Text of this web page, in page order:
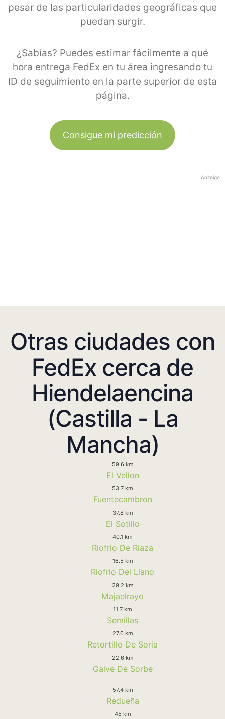
pesar de las particularidades geográficas que
puedan surgir.
¿Sabías? Puedes estimar fácilmente a qué
hora entrega FedEx en tu área ingresando tu
ID de seguimiento en la parte superior de esta
página.
Consigue mi predicción
Anzeige
Otras ciudades con
FedEx cerca de
Hiendelaencina
(Castilla - La
Mancha)
59.6 km
El Vellon
53.7 km
Fuentecambron
37.8 km
El Sotillo
40.1 km
Riofrio De Riaza
16.5 km
Riofrio Del Llano
29.2 km
Majaelrayo
11.7 km
Semillas
27.6 km
Retortillo De Soria
22.6 km
Galve De Sorbe
57.4 km
Redueña
45 km